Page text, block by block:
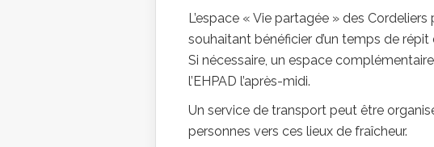
L’espace « Vie partagée » des
souhaitant bénéficier d’un temps de
Si nécessaire, un espace
l’EHPAD l’après-midi.
Un service de transport peut être
personnes vers ces lieux de fraîcheur.